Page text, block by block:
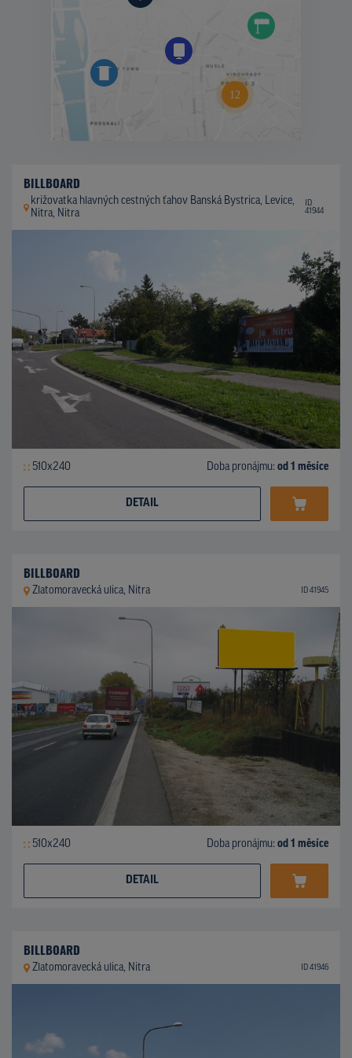
BILLBOARD
križovatka hlavných cestných ťahov Banská Bystrica, Levice,
Nitra, Nitra
ID
41944
510x240 Doba pronájmu: od 1 měsíce
DETAIL
BILLBOARD
Zlatomoravecká ulica, Nitra ID 41945
510x240 Doba pronájmu: od 1 měsíce
DETAIL
BILLBOARD
Zlatomoravecká ulica, Nitra ID 41946